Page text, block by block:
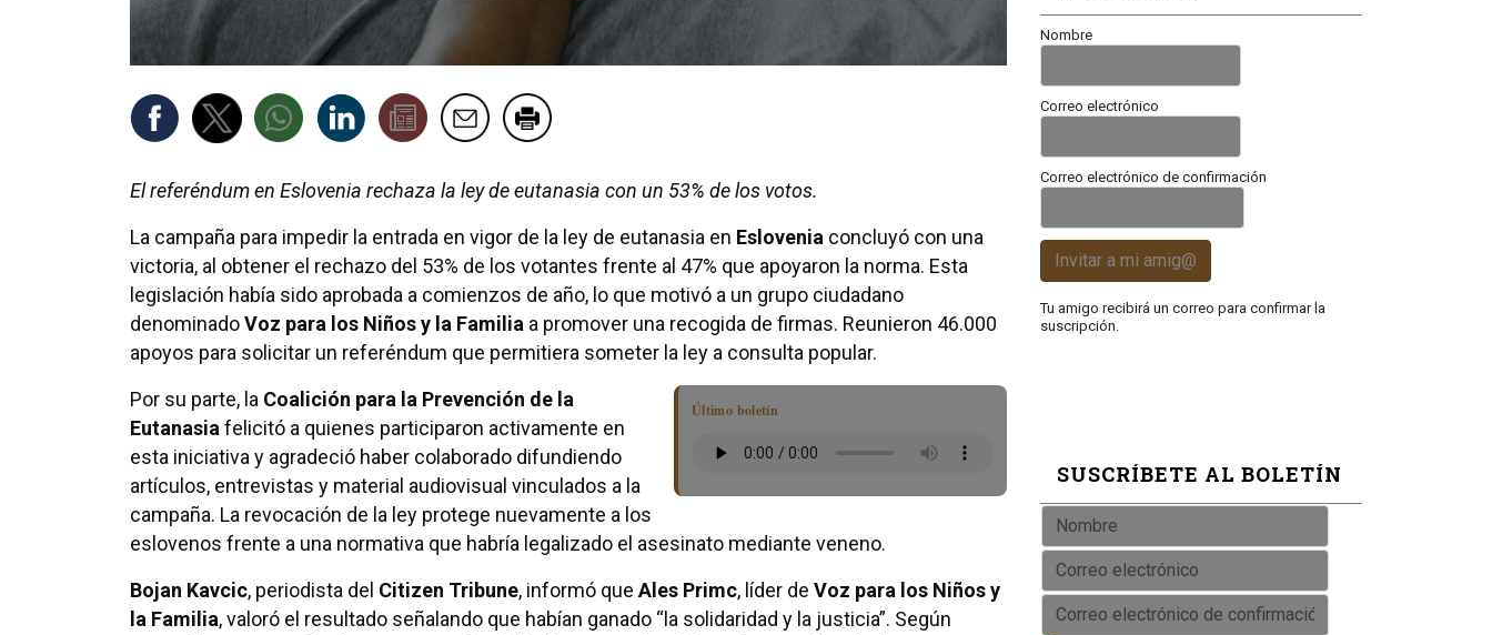
El referéndum en Eslovenia rechaza la ley de eutanasia con un 53% de los votos.
La campaña para impedir la entrada en vigor de la ley de eutanasia en Eslovenia concluyó con una
victoria, al obtener el rechazo del 53% de los votantes frente al 47% que apoyaron la norma. Esta
legislación había sido aprobada a comienzos de año, lo que motivó a un grupo ciudadano
denominadoVoz para los Niños y la Familia a promover una recogida de firmas. Reunieron 46.000
apoyos para solicitar un referéndum que permitiera someter la ley a consulta popular.
Último boletín
Por su parte, la Coalición para la Prevención de la
Eutanasiafelicitó a quienes participaron activamente en
esta iniciativa y agradeció haber colaborado difundiendo
artículos, entrevistas y material audiovisual vinculados a la
campaña. La revocación de la ley protege nuevamente a los
eslovenos frente a una normativa que habría legalizado el asesinato mediante veneno.
Bojan Kavcic, periodista del Citizen Tribune, informó que Ales Primc, líder de Voz para los Niños y
la Familia, valoró el resultado señalando que habían ganado “la solidaridad y la justicia”. Según
Nombre
Correo electrónico
Correo electrónico de confirmación
Invitar a mi amig@
Tu amigo recibirá un correo para confirmar la
suscripción.
SUSCRÍBETE AL BOLETÍN